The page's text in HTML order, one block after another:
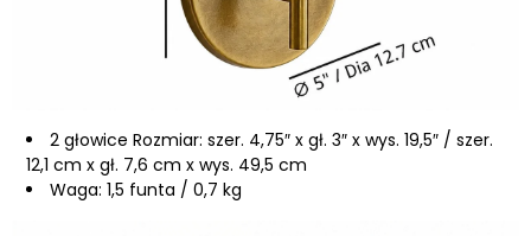
2 głowice Rozmiar: szer. 4,75″ x gł. 3″ x wys. 19,5″ / szer.
12,1 cm x gł. 7,6 cm x wys. 49,5 cm
Waga: 1,5 funta / 0,7 kg